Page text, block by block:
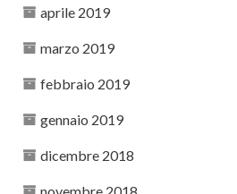
aprile 2019
marzo 2019
febbraio 2019
gennaio 2019
dicembre 2018